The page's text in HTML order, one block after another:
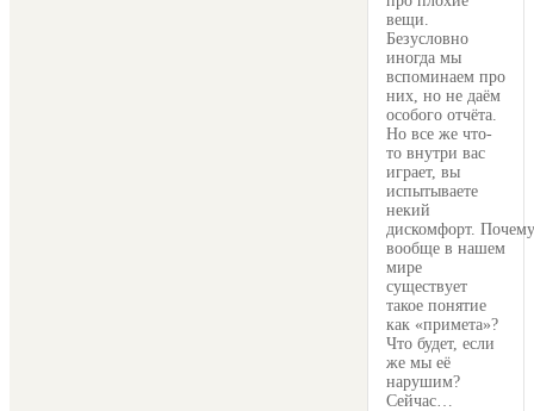
вещи.
Безусловно
иногда мы
вспоминаем про
них, но не даём
особого отчёта.
Но все же что-
то внутри вас
играет, вы
испытываете
некий
дискомфорт. Почему
вообще в нашем
мире
существует
такое понятие
как «примета»?
Что будет, если
же мы её
нарушим?
Сейчас…